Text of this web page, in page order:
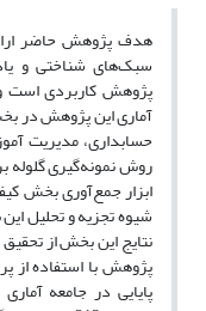
هدف پژوهش حاضر
سبک‌های شناختی و
پژوهش کاربردی است
حسابداری، مدیریت
ابزار جمع‌آوری بخش
شیوه تجزیه و تحلیل
نتایج این بخش از
پژوهش با استفاده از
پایایی در جامعه